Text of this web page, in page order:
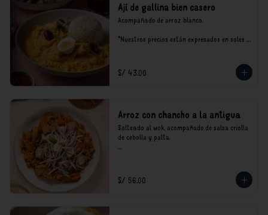
Ají de gallina bien casero
Acompañado de arroz blanco.
*Nuestros precios están expresados en soles e
S/ 43.00
Arroz con chancho a la antigua
Salteado al wok, acompañado de salsa criolla
de cebolla y palta.
consumo.
S/ 56.00